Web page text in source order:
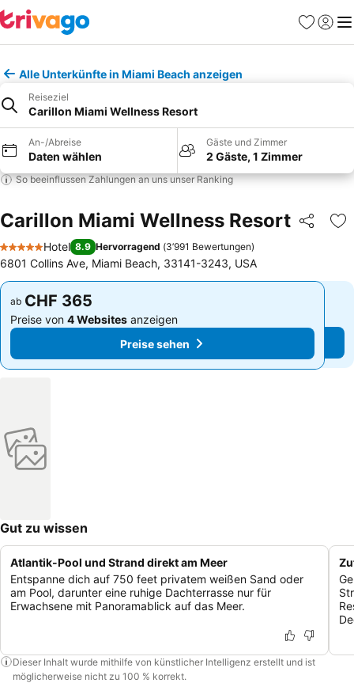
Favoriten
Alle Unterkünfte in Miami Beach anzeigen
Reiseziel
Carillon Miami Wellness Resort
An-/Abreise
Daten wählen
Gäste und Zimmer
2 Gäste, 1 Zimmer
So beeinflussen Zahlungen an uns unser Ranking
Carillon Miami Wellness Resort Teilen
5 Sterne
Hotel 8.9 Hervorragend (3’991 Bewertungen)
6801 Collins Ave, Miami Beach, 33141-3243, USA
ab CHF 365
Preise von 4 Websitesanzeigen
Preise sehen
ab CHF 365
Preise von 4 Websites anzeigen
Preise sehen
Gut zu wissen
Atlantik-Pool und Strand direkt am Meer
Entspanne dich auf 750 feet privatem weißen Sand oder
am Pool, darunter eine ruhige Dachterrasse nur für
Erwachsene mit Panoramablick auf das Meer.
Dieser Inhalt wurde mithilfe von künstlicher Intelligenz erstellt und ist
möglicherweise nicht zu 100 % korrekt.